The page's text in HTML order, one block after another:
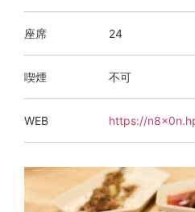
座席 24
喫煙 不可
WEB https://